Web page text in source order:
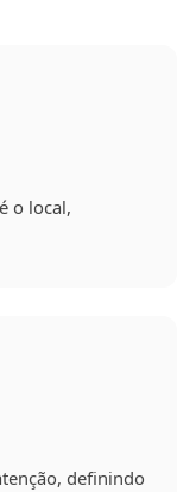
o local,
definindo